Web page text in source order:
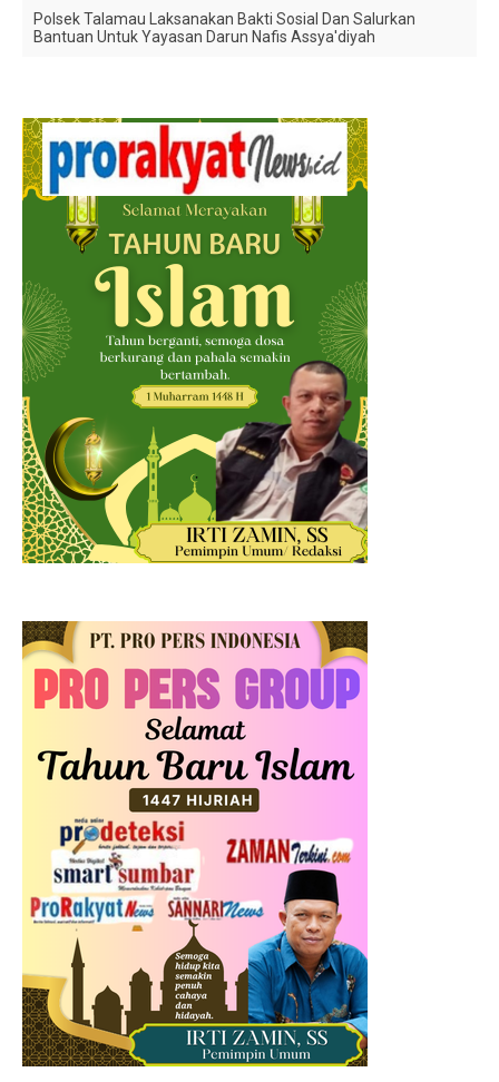
Polsek Talamau Laksanakan Bakti Sosial Dan Salurkan
Bantuan Untuk Yayasan Darun Nafis Assya'diyah